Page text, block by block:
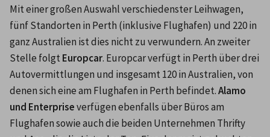
Mit einer großen Auswahl verschiedenster Leihwagen,
fünf Standorten in Perth (inklusive Flughafen) und 220 in
ganz Australien ist dies nicht zu verwundern. An zweiter
Stelle folgt Europcar. Europcar verfügt in Perth über drei
Autovermittlungen und insgesamt 120 in Australien, von
denen sich eine am Flughafen in Perth befindet. Alamo
und Enterprise verfügen ebenfalls über Büros am
Flughafen sowie auch die beiden Unternehmen Thrifty